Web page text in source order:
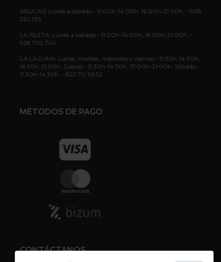
ARUCAS: Lunes a sábado - 11:00h-14:00h, 16:00h-21:00h. - 828
732 533
LA ISLETA: Lunes a sábado - 11:00h-14:00h, 16:00h-21:00h. -
928 720 740
LA LAGUNA: Lunes, martes, miércoles y viernes - 11:30h-14:30h,
16:30h-21:00h. Jueves - 11:30h-14:30h, 17:00h-21:00h. Sábado -
11:30h-14:30h. - 822 70 36 52
MÉTODOS DE PAGO
CONTÁCTANOS